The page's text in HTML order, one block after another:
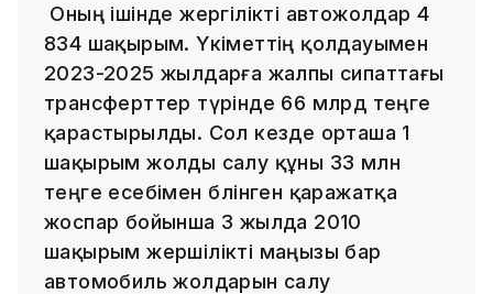
Оның ішінде жергілікті автожолдар 4
834 шақырым. Үкіметтің қолдауымен
2023-2025 жылдарға жалпы сипаттағы
трансферттер түрінде 66 млрд теңге
қарастырылды. Сол кезде орташа 1
шақырым жолды салу құны 33 млн
теңге есебімен бөлінген қаражатқа
жоспар бойынша 3 жылда 2010
шақырым жершілікті маңызы бар
автомобиль жолдарын салу